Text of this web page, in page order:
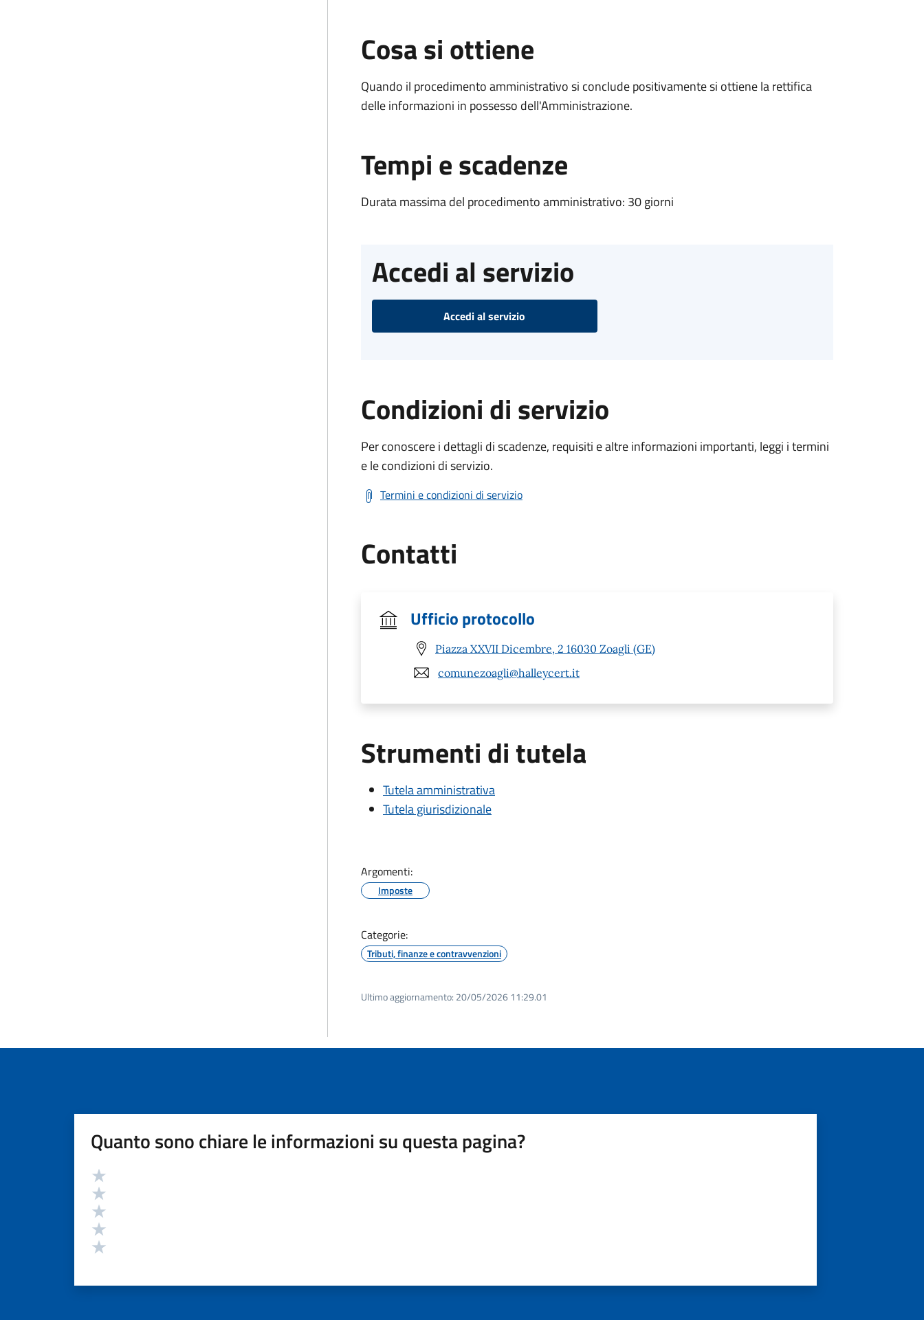
Cosa si ottiene
Quando il procedimento amministrativo si conclude positivamente si ottiene la rettifica
delle informazioni in possesso dell'Amministrazione.
Tempi e scadenze
Durata massima del procedimento amministrativo: 30 giorni
Accedi al servizio
Accedi al servizio
Condizioni di servizio
Per conoscere i dettagli di scadenze, requisiti e altre informazioni importanti, leggi i termini
e le condizioni di servizio.
Termini e condizioni di servizio
Contatti
Ufficio protocollo
Piazza XXVII Dicembre, 2 16030 Zoagli (GE)
comunezoagli@halleycert.it
Strumenti di tutela
Tutela amministrativa
Tutela giurisdizionale
Argomenti:
Imposte
Categorie:
Tributi, finanze e contravvenzioni
Ultimo aggiornamento: 20/05/2026 11:29.01
Quanto sono chiare le informazioni su questa pagina?
Valutazione